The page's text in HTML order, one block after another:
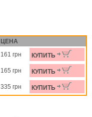
ЦЕНА
161 грн КУПИТЬ
165 грн КУПИТЬ
335 грн КУПИТЬ